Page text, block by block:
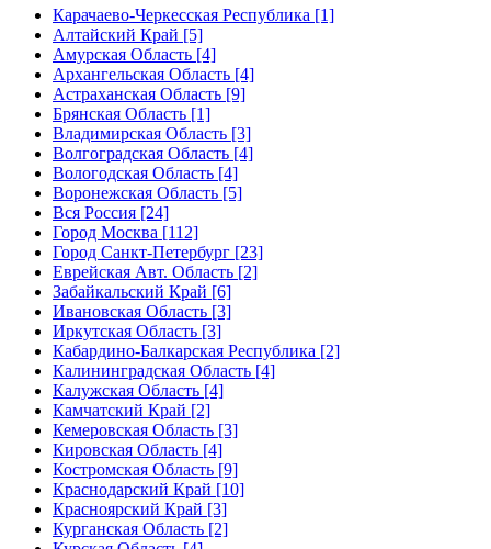
Карачаево-Черкесская Республика [1]
Алтайский Край [5]
Амурская Область [4]
Архангельская Область [4]
Астраханская Область [9]
Брянская Область [1]
Владимирская Область [3]
Волгоградская Область [4]
Вологодская Область [4]
Воронежская Область [5]
Вся Россия [24]
Город Москва [112]
Город Санкт-Петербург [23]
Еврейская Авт. Область [2]
Забайкальский Край [6]
Ивановская Область [3]
Иркутская Область [3]
Кабардино-Балкарская Республика [2]
Калининградская Область [4]
Калужская Область [4]
Камчатский Край [2]
Кемеровская Область [3]
Кировская Область [4]
Костромская Область [9]
Краснодарский Край [10]
Красноярский Край [3]
Курганская Область [2]